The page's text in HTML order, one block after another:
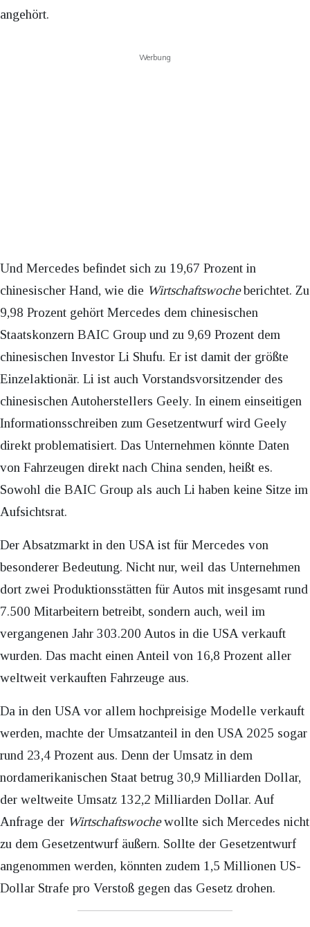
angehört.
Werbung
Und Mercedes befindet sich zu 19,67 Prozent in
chinesischer Hand, wie die Wirtschaftswocheberichtet. Zu
9,98 Prozent gehört Mercedes dem chinesischen
Staatskonzern BAIC Group und zu 9,69 Prozent dem
chinesischen Investor Li Shufu. Er ist damit der größte
Einzelaktionär. Li ist auch Vorstandsvorsitzender des
chinesischen Autoherstellers Geely. In einem einseitigen
Informationsschreiben zum Gesetzentwurf wird Geely
direkt problematisiert. Das Unternehmen könnte Daten
von Fahrzeugen direkt nach China senden, heißt es.
Sowohl die BAIC Group als auch Li haben keine Sitze im
Aufsichtsrat.
Der Absatzmarkt in den USA ist für Mercedes von
besonderer Bedeutung. Nicht nur, weil das Unternehmen
dort zwei Produktionsstätten für Autos mit insgesamt rund
7.500 Mitarbeitern betreibt, sondern auch, weil im
vergangenen Jahr 303.200 Autos in die USA verkauft
wurden. Das macht einen Anteil von 16,8 Prozent aller
weltweit verkauften Fahrzeuge aus.
Da in den USA vor allem hochpreisige Modelle verkauft
werden, machte der Umsatzanteil in den USA 2025 sogar
rund 23,4 Prozent aus. Denn der Umsatz in dem
nordamerikanischen Staat betrug 30,9 Milliarden Dollar,
der weltweite Umsatz 132,2 Milliarden Dollar. Auf
Anfrage der Wirtschaftswochewollte sich Mercedes nicht
zu dem Gesetzentwurf äußern. Sollte der Gesetzentwurf
angenommen werden, könnten zudem 1,5 Millionen US-
Dollar Strafe pro Verstoß gegen das Gesetz drohen.